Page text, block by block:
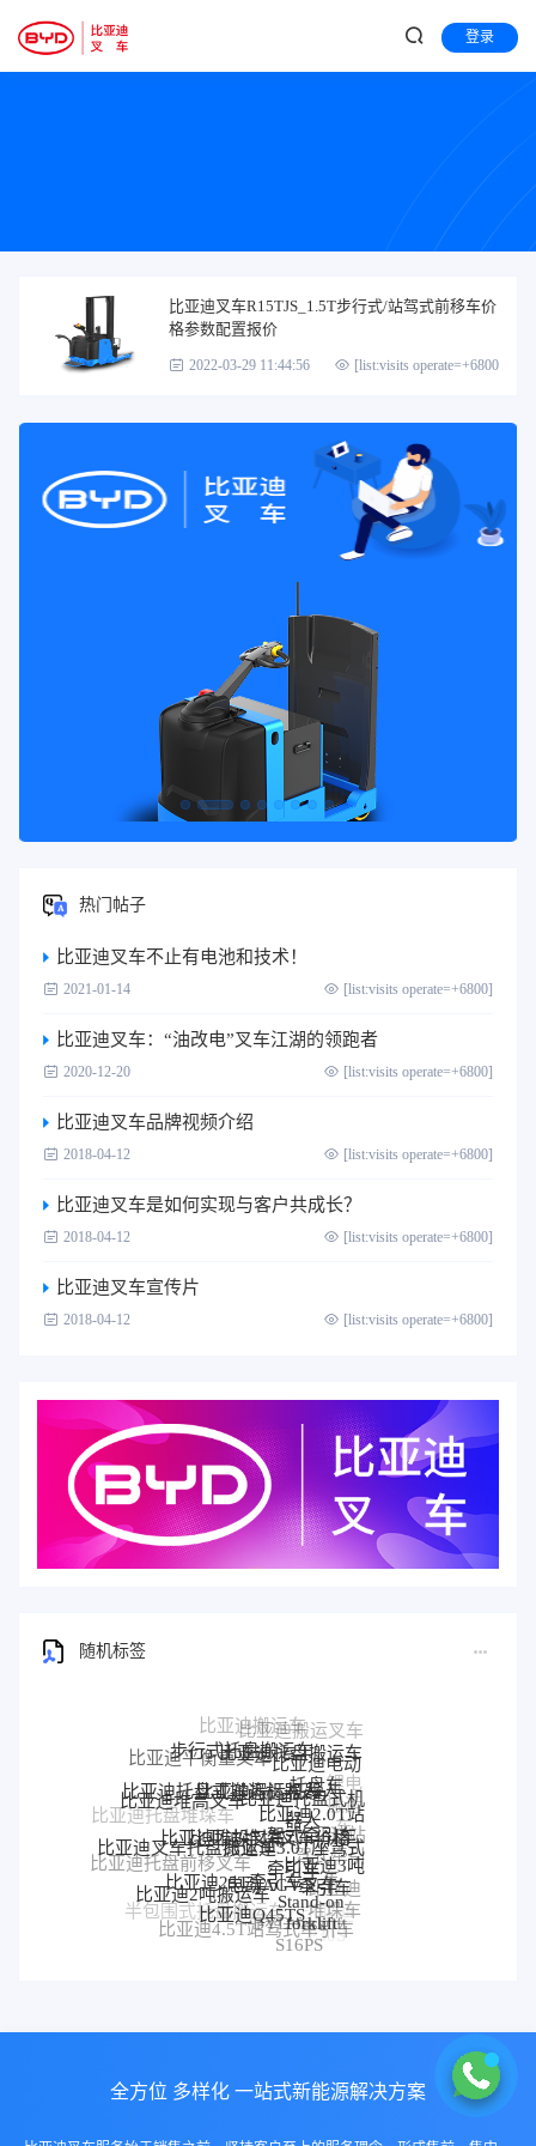
登录
比亚迪叉车R15TJS_1.5T步行式/站驾式前移车价
格参数配置报价
2022-03-29 11:44:56 [list:visits operate=+6800]
热门帖子
比亚迪叉车不止有电池和技术！
2021-01-14 [list:visits operate=+6800]
比亚迪叉车：“油改电”叉车江湖的领跑者
2020-12-20 [list:visits operate=+6800]
比亚迪叉车品牌视频介绍
2018-04-12 [list:visits operate=+6800]
比亚迪叉车是如何实现与客户共成长？
2018-04-12 [list:visits operate=+6800]
比亚迪叉车宣传片
2018-04-12 [list:visits operate=+6800]
随机标签
比亚迪平衡重叉车
步行式托盘搬运车
比亚迪托盘搬运车
比亚迪电动
托盘车锂电
搬运
车
比亚迪托盘堆垛车
比亚迪堆高叉车
比亚迪托盘式搬运机器人
比亚迪搬运机器人
比亚迪托盘式机
器人
比亚迪2.0T站
驾式牵引车
比亚迪站
驾式牵引
车
比亚迪托盘前移叉车
比亚迪叉车托盘搬运车
比亚迪堆垛叉车
比亚迪堆垛叉车价格
比亚迪3.0T座驾式
牵引车
比亚迪3吨
牵引车
比亚迪
堆垛车
比亚迪
P30S
比亚迪仓储叉车
半包围式托盘搬运车
比亚迪2吨搬运车
比亚迪25T牵引车
电动AGV叉车
Stand-on
forklift
BYD forklift
S16PS
比亚迪4.5T站驾式牵引车
比亚迪Q45TS
全方位 多样化 一站式新能源解决方案